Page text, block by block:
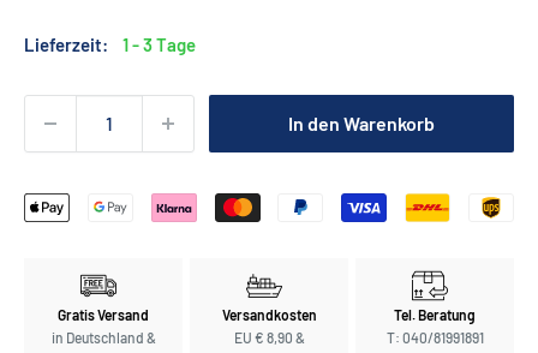
Lieferzeit: 1 - 3 Tage
In den Warenkorb
Gratis Versand
in Deutschland &
Versandkosten
EU € 8,90 &
Tel. Beratung
T: 040/81991891